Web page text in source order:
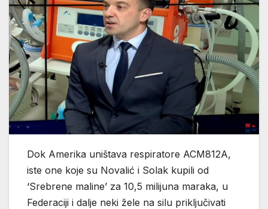
Dok Amerika uništava respiratore ACM812A,
iste one koje su Novalić i Solak kupili od
‘Srebrene maline’ za 10,5 milijuna maraka, u
Federaciji i dalje neki žele na silu priključivati